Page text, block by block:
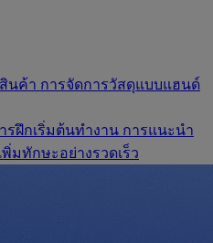
นค้า การจัดการวัสดุแบบแฮนด์
รฝึกเริ่มต้นทำงาน การแนะนำ
มทักษะอย่างรวดเร็ว